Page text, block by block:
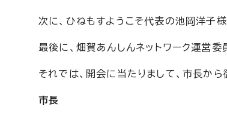
次に、ひねもすようこそ代表の池岡洋子様
最後に、畑賀あんしんネットワーク運営
それでは、開会に当たりまして、市長から
市長